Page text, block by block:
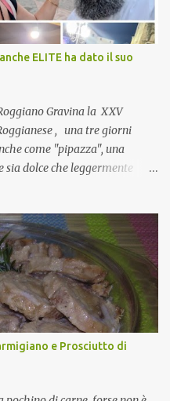
anno e tirare le somme…
con grande convivialità!
bene, funziona spesso da
spesso l’ambiente
non trovi? Cuocapercaso :
ELITE ha dato il suo
Gravina la XXV
, una tre giorni
come "pipazza", una
dolce che leggermente
versatile in cucina, utilizzato
o in piatti innovativi.
avuto prova della
il "2° Concorso
Roggianese" ideato da
Mongolfiera, che ha
sul territorio che hanno
piatto a base di peperone.
Francesco Luci e ...
e Prosciutto di